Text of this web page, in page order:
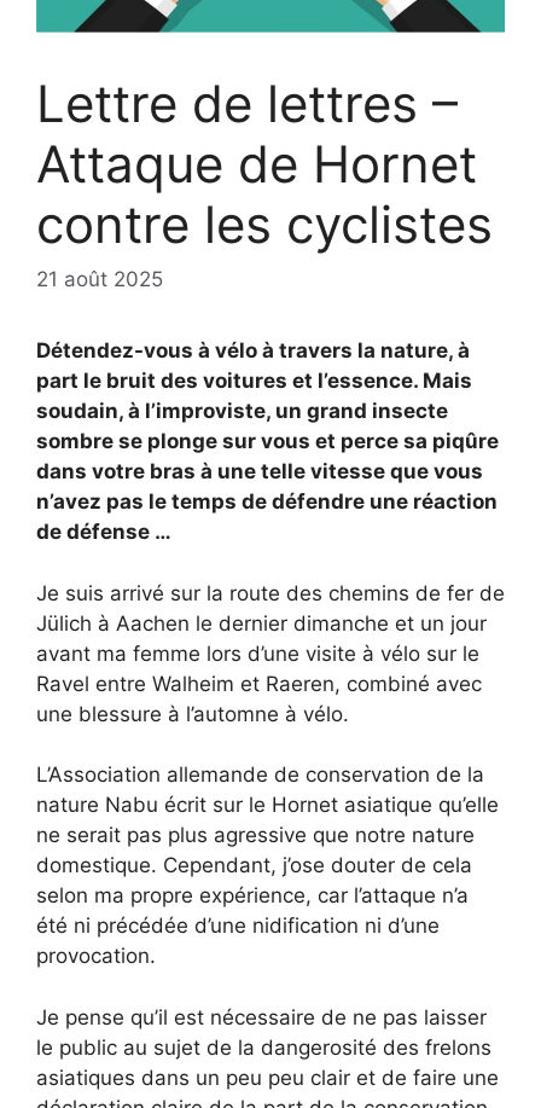
Lettre de lettres –
Attaque de Hornet
contre les cyclistes
21 août 2025
Détendez-vous à vélo à travers la nature, à
part le bruit des voitures et l’essence. Mais
soudain, à l’improviste, un grand insecte
sombre se plonge sur vous et perce sa piqûre
dans votre bras à une telle vitesse que vous
n’avez pas le temps de défendre une réaction
de défense …
Je suis arrivé sur la route des chemins de fer de
Jülich à Aachen le dernier dimanche et un jour
avant ma femme lors d’une visite à vélo sur le
Ravel entre Walheim et Raeren, combiné avec
une blessure à l’automne à vélo.
L’Association allemande de conservation de la
nature Nabu écrit sur le Hornet asiatique qu’elle
ne serait pas plus agressive que notre nature
domestique. Cependant, j’ose douter de cela
selon ma propre expérience, car l’attaque n’a
été ni précédée d’une nidification ni d’une
provocation.
Je pense qu’il est nécessaire de ne pas laisser
le public au sujet de la dangerosité des frelons
asiatiques dans un peu peu clair et de faire une